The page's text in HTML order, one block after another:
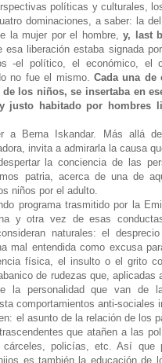
políticas y culturales,
dominaciones, a saber: la
la mujer por el hombre, y, last
esa liberación estaba signada
-el político, el económico, el
no fue el mismo. Cada una de
los niños, se insertaba en
justo habitado por hombres
a Berna Iskandar. Más allá
invita a admirarla la causa
la conciencia de las
patria, acerca de una de
niños por el adulto.
programa trasmitido por la
y otra vez de esas
naturales: el
mal entendida como excusa
física, el insulto o el grito
de rudezas que,
la personalidad que van de
comportamientos anti-sociales
el asunto de la relación de los
que atañen a las
cárceles, policías, etc. Así que
es también la educación